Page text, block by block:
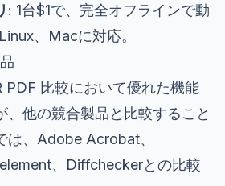
: 1台$1で、完全オフラインで動
、Macに対応。
比較において優れた機能
、他の競合製品と比較すること
は、Adobe Acrobat、
、Diffcheckerとの比較